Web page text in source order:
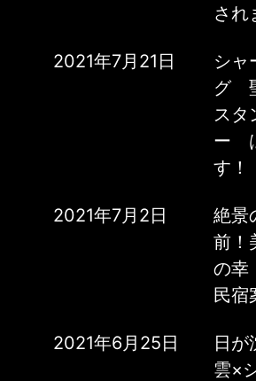
され
2021年7月21日
シャ
グ
スタ
ー
す！
2021年7月2日
絶景
前！
の幸
民宿
2021年6月25日
日が
雲×